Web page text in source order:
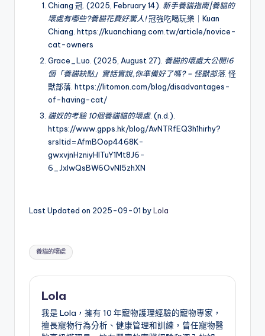
Chiang 冠. (2025, February 14). 新手養貓指南|養貓的
壞處有哪些?養貓花費好驚人!冠強吃喝玩樂｜Kuan
Chiang. https://kuanchiang.com.tw/article/novice-
cat-owners
Grace_Luo. (2025, August 27). 養貓的壞處大公開!6
個「養貓缺點」實話實說,你準備好了嗎? – 怪獸部落. 怪
獸部落. https://litomon.com/blog/disadvantages-
of-having-cat/
貓奴的考驗 10個養貓貓的壞處. (n.d.).
https://www.gpps.hk/blog/AvNTRfEQ3h1hirhy?
srsltid=AfmBOop4468K-
gwxvjnHzniyHlTuY1Mt8J6-
6_JxIwQsBW6OvNI5zhXN
Last Updated on 2025-09-01 byLola
Tags:
養貓的壞處
Lola
我是 Lola，擁有 10 年寵物護理經驗的寵物專家，
擅長寵物行為分析、健康管理和訓練，曾任寵物醫